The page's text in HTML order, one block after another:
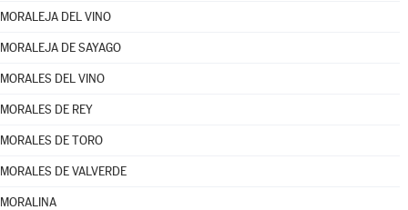
MORALEJA DEL VINO
MORALEJA DE SAYAGO
MORALES DEL VINO
MORALES DE REY
MORALES DE TORO
MORALES DE VALVERDE
MORALINA